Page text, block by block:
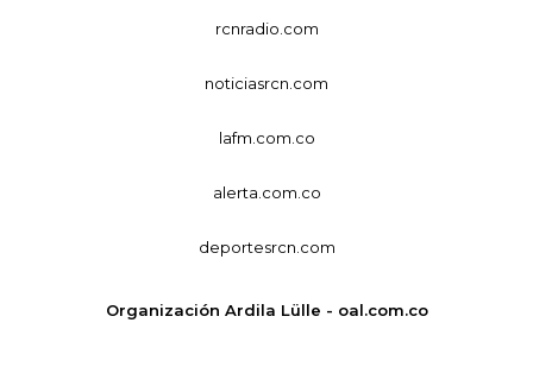
rcnradio.com
noticiasrcn.com
lafm.com.co
alerta.com.co
deportesrcn.com
Organización Ardila Lülle - oal.com.co